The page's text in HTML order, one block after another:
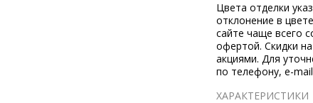
Цвета отделки
отклонение в
сайте чаще всего
офертой. Скидки
акциями. Для
по телефону, e-
ХАРАКТЕРИСТИКИ